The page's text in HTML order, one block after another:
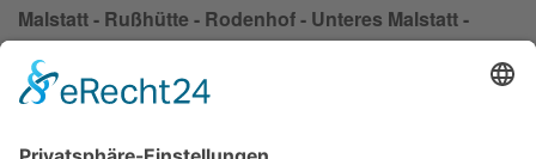
Malstatt - Rußhütte - Rodenhof - Unteres Malstatt -
Leipziger Straße - Jenneweg - Rastpfuhl - St. Johann -
Hauptbahnhof - Nauwieser Viertel - St. Johanner Markt
- Am Staden - Kaninchenberg - Rotenbühl - Am